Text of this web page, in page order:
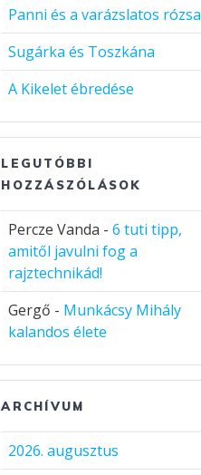
Panni és a varázslatos rózsa
Sugárka és Toszkána
A Kikelet ébredése
LEGUTÓBBI
HOZZÁSZÓLÁSOK
Percze Vanda -6 tuti tipp,
amitől javulni fog a
rajztechnikád!
Gergő - Munkácsy Mihály
kalandos élete
ARCHÍVUM
2026. augusztus